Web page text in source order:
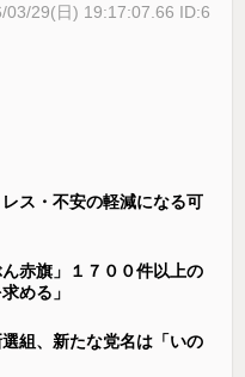
03/29(日) 19:17:07.66 ID:6
ス・不安の軽減になる可
赤旗」１７００件以上の
める」
組、新たな党名は「いの